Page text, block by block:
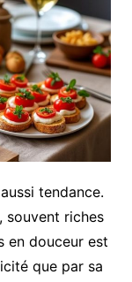
tendance.
souvent riches
en douceur est
que par sa